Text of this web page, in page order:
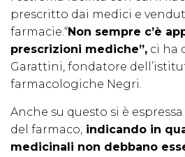
prescritto dai medici e
farmacie.“Non sempre c’è
prescrizioni mediche”, ci ha
Garattini, fondatore
farmacologiche Negri.
Anche su questo si è
del farmaco, indicando in
medicinali non debbano